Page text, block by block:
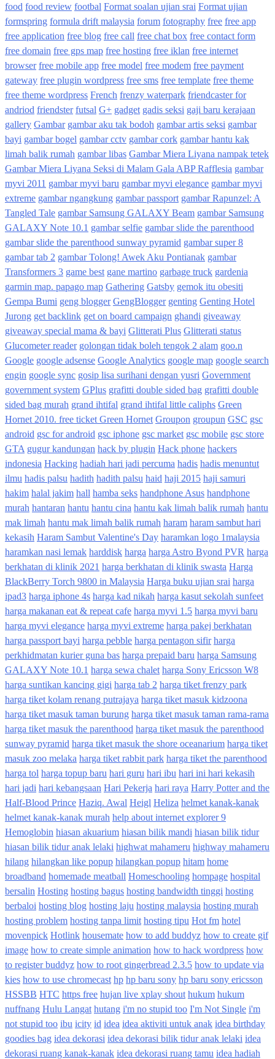
food food review footbal Format soalan ujian srai Format ujian
formspring formula drift malaysia forum fotography free free app
free application free blog free call free chat box free contact form
free domain free gps map free hosting free iklan free internet
browser free mobile app free model free modem free payment
gateway free plugin wordpress free sms free template free theme
free theme wordpress French frenzy waterpark friendcaster for
andriod friendster futsal G+ gadget gadis seksi gaji baru kerajaan
gallery Gambar gambar aku tak bodoh gambar artis seksi gambar
bayi gambar bogel gambar cctv gambar cork gambar hantu kak
limah balik rumah gambar libas Gambar Miera Liyana nampak tetek
Gambar Miera Liyana Seksi di Malam Gala ABP Rafflesia gambar
myvi 2011 gambar myvi baru gambar myvi elegance gambar myvi
extreme gambar ngangkung gambar passport gambar Rapunzel: A
Tangled Tale gambar Samsung GALAXY Beam gambar Samsung
GALAXY Note 10.1 gambar selfie gambar slide the parenthood
gambar slide the parenthood sunway pyramid gambar super 8
gambar tab 2 gambar Tolong! Awek Aku Pontianak gambar
Transformers 3 game best gane martino garbage truck gardenia
garmin map. papago map Gathering Gatsby gemok itu obesiti
Gempa Bumi geng blogger GengBlogger genting Genting Hotel
Jurong get backlink get on board campaign ghandi giveaway
giveaway special mama & bayi Glitterati Plus Glitterati status
Glucometer reader golongan tidak boleh tengok 2 alam goo.n
Google google adsense Google Analytics google map google search
engin google sync gosip lisa surihani dengan yusri Government
government system GPlus grafitti double sided bag grafitti double
sided bag murah grand ihtifal grand ihtifal little caliphs Green
Hornet 2010. free ticket Green Hornet Groupon groupun GSC gsc
android gsc for android gsc iphone gsc market gsc mobile gsc store
GTA gugur kandungan hack by plugin Hack phone hackers
indonesia Hacking hadiah hari jadi percuma hadis hadis menuntut
ilmu hadis palsu hadith hadith palsu haid haji 2015 haji samuri
hakim halal jakim hall hamba seks handphone Asus handphone
murah hantaran hantu hantu cina hantu kak limah balik rumah hantu
mak limah hantu mak limah balik rumah haram haram sambut hari
kekasih Haram Sambut Valentine's Day haramkan logo 1malaysia
haramkan nasi lemak harddisk harga harga Astro Byond PVR harga
berkhatan di klinik 2021 harga berkhatan di klinik swasta Harga
BlackBerry Torch 9800 in Malaysia Harga buku ujian srai harga
ipad3 harga iphone 4s harga kad nikah harga kasut sekolah sunfeet
harga makanan eat & repeat cafe harga myvi 1.5 harga myvi baru
harga myvi elegance harga myvi extreme harga pakej berkhatan
harga passport bayi harga pebble harga pentagon sifir harga
perkhidmatan kurier guna bas harga prepaid baru harga Samsung
GALAXY Note 10.1 harga sewa chalet harga Sony Ericsson W8
harga suntikan kancing gigi harga tab 2 harga tiket frenzy park
harga tiket kolam renang putrajaya harga tiket masuk kidzoona
harga tiket masuk taman burung harga tiket masuk taman rama-rama
harga tiket masuk the parenthood harga tiket masuk the parenthood
sunway pyramid harga tiket masuk the shore oceanarium harga tiket
masuk zoo melaka harga tiket rabbit park harga tiket the parenthood
harga tol harga topup baru hari guru hari ibu hari ini hari kekasih
hari jadi hari kebangsaan Hari Pekerja hari raya Harry Potter and the
Half-Blood Prince Haziq. Awal Heigl Heliza helmet kanak-kanak
helmet kanak-kanak murah help about internet explorer 9
Hemoglobin hiasan akuarium hiasan bilik mandi hiasan bilik tidur
hiasan bilik tidur anak lelaki highwat mahameru highway mahameru
hilang hilangkan like popup hilangkan popup hitam home
broadband homemade meatball Homeschooling hompage hospital
bersalin Hosting hosting bagus hosting bandwidth tinggi hosting
berbaloi hosting blog hosting laju hosting malaysia hosting murah
hosting problem hosting tanpa limit hosting tipu Hot fm hotel
movenpick Hotlink housemate how to add buddyz how to create gif
image how to create simple animation how to hack wordpress how
to register buddyz how to root gingerbread 2.3.5 how to update via
kies how to use chromecast hp hp baru sony hp baru sony ericsson
HSSBB HTC https free hujan live xplay shout hukum hukum
nuffnang Hulu Langat hutang i'm no stupid too I'm Not Single i'm
not stupid too ibu icity id idea idea aktiviti untuk anak idea birthday
goodies bag idea dekorasi idea dekorasi bilik tidur anak lelaki idea
dekorasi ruang kanak-kanak idea dekorasi ruang tamu idea hadiah